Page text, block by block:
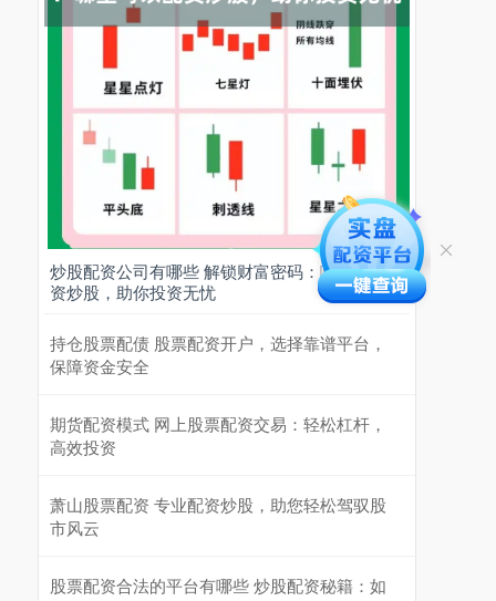
炒股配资公司有哪些 解锁财富密码：哪里可以配
资炒股，助你投资无忧
持仓股票配债 股票配资开户，选择靠谱平台，
保障资金安全
期货配资模式 网上股票配资交易：轻松杠杆，
高效投资
萧山股票配资 专业配资炒股，助您轻松驾驭股
市风云
股票配资合法的平台有哪些 炒股配资秘籍：如